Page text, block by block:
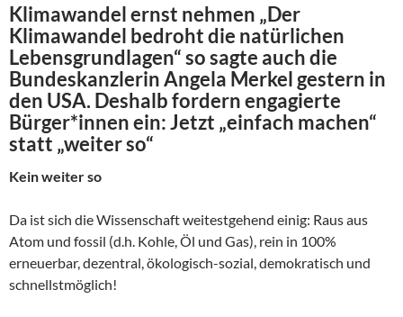
Klimawandel ernst nehmen „Der
Klimawandel bedroht die natürlichen
Lebensgrundlagen“ so sagte auch die
Bundeskanzlerin Angela Merkel gestern in
den USA. Deshalb fordern engagierte
Bürger*innen ein: Jetzt „einfach machen“
statt „weiter so“
Kein weiter so
Da ist sich die Wissenschaft weitestgehend einig: Raus aus
Atom und fossil (d.h. Kohle, Öl und Gas), rein in 100%
erneuerbar, dezentral, ökologisch-sozial, demokratisch und
schnellstmöglich!